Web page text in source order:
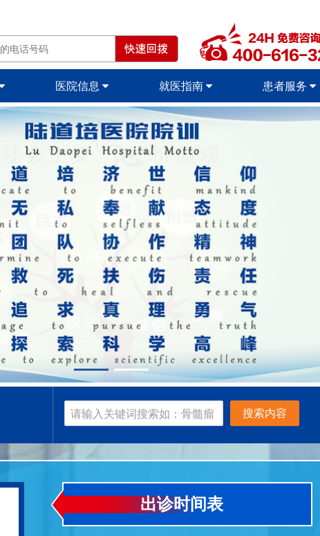
医院信息 就医指南 患者服务
搜索内容
出诊时间表